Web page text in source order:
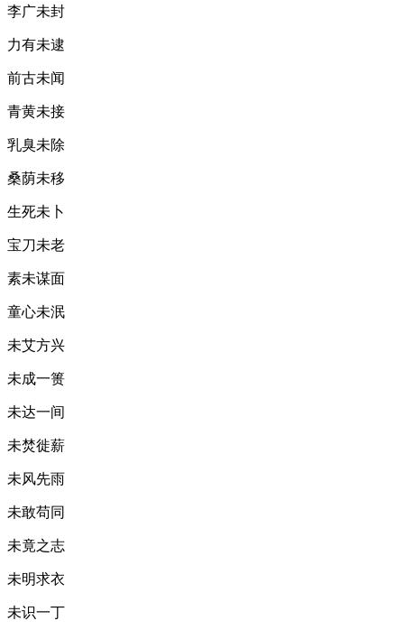
李广未封
力有未逮
前古未闻
青黄未接
乳臭未除
桑荫未移
生死未卜
宝刀未老
素未谋面
童心未泯
未艾方兴
未成一篑
未达一间
未焚徙薪
未风先雨
未敢苟同
未竟之志
未明求衣
未识一丁